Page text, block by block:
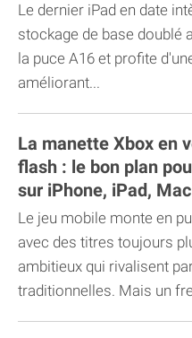
Le dernier iPad en date
stockage de base doublé
la puce A16 et profite
améliorant...
La manette Xbox en
flash : le bon plan
sur iPhone, iPad,
Le jeu mobile monte en
avec des titres toujours
ambitieux qui rivalisent
traditionnelles. Mais un